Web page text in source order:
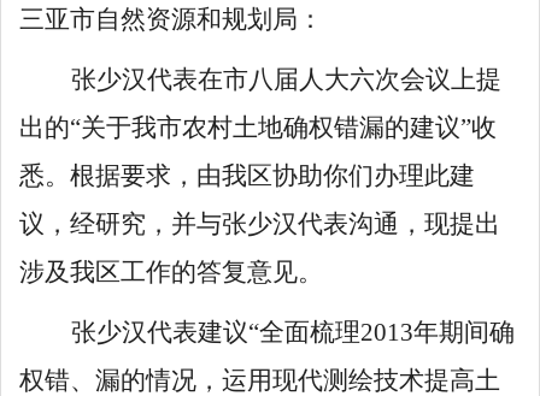
三亚市自然资源和规划局：
张少汉代表在市八 届人大六次会议上提
出的“关于我市农村土地确权错漏的建议”收
悉。根据要求，由我区协助你们办理此建
议，经研究，并与张少汉代表沟通，现提出
涉及我区工作的答复意见。
张少汉代表建议“全面梳理2013年期间确
权错、漏的情况，运用现代测绘技术提高土